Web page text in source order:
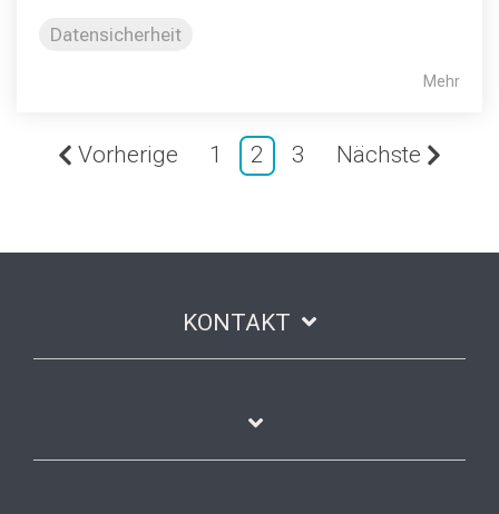
Datensicherheit
Mehr
Vorherige 1 2 3 Nächste
KONTAKT